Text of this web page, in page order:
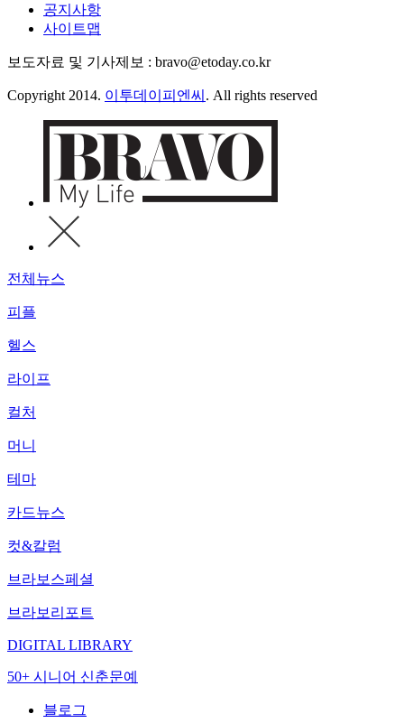
공지사항
사이트맵
보도자료 및 기사제보 : bravo@etoday.co.kr
Copyright 2014. 이투데이피엔씨 . All rights reserved
전체뉴스
피플
헬스
라이프
컬처
머니
테마
카드뉴스
컷&칼럼
브라보스페셜
브라보리포트
DIGITAL LIBRARY
50+ 시니어 신춘문예
블로그